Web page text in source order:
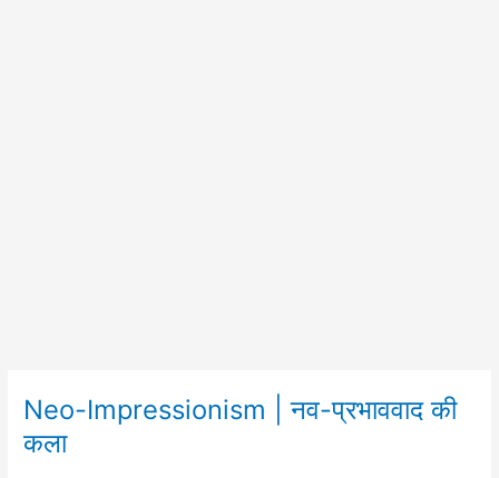
Neo-Impressionism | नव-प्रभाववाद की
कला
Neo-
Impressionism
|